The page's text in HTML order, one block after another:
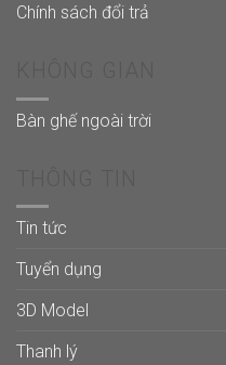
Chính sách đổi trả
Bàn ghế ngoài trời
Tin tức
Tuyển dụng
3D Model
Thanh lý